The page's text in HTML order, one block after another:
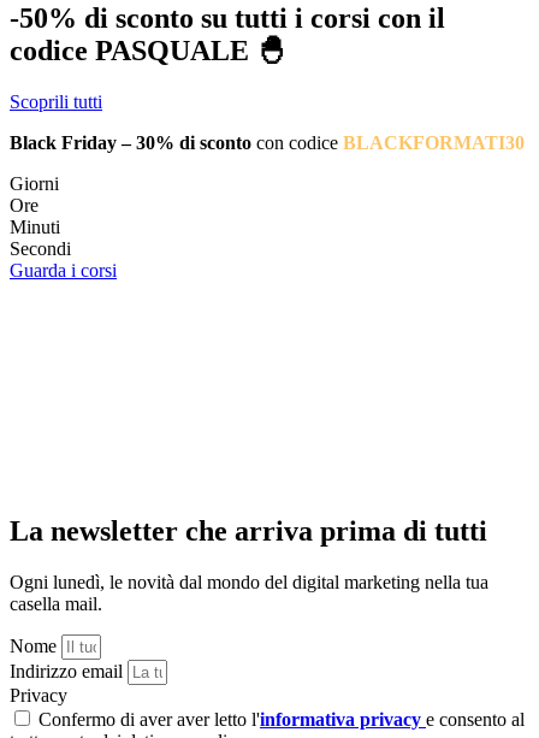
-50% di sconto su tutti i corsi con il
codice PASQUALE 🐣
Scoprili tutti
Black Friday – 30% di sconto con codice BLACKFORMATI30
Giorni
Ore
Minuti
Secondi
Guarda i corsi
La newsletter che arriva prima di tutti
Ogni lunedì, le novità dal mondo del digital marketing nella tua
casella mail.
Nome
Indirizzo email
Privacy
Confermo di aver aver letto l'informativa privacy e consento al